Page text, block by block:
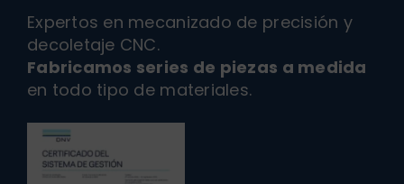
Expertos en mecanizado de precisión y
decoletaje CNC.
Fabricamos series de piezas a medida
en todo tipo de materiales.